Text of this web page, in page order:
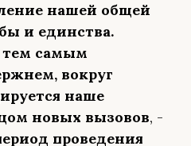
нашей общей
и единства.
тем самым
вокруг
наше
новых вызовов, -
проведения